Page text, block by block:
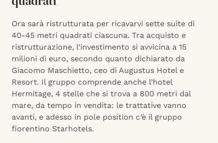
Ora sarà ristrutturata per ricavarvi sette suite di
40-45 metri quadrati ciascuna. Tra acquisto e
ristrutturazione, l’investimento si avvicina a 15
milioni di euro, secondo quanto dichiarato da
Giacomo Maschietto, ceo di Augustus Hotel e
Resort. Il gruppo comprende anche l’hotel
Hermitage, 4 stelle che si trova a 800 metri dal
mare, da tempo in vendita: le trattative vanno
avanti, e adesso in pole position c’è il gruppo
fiorentino Starhotels.